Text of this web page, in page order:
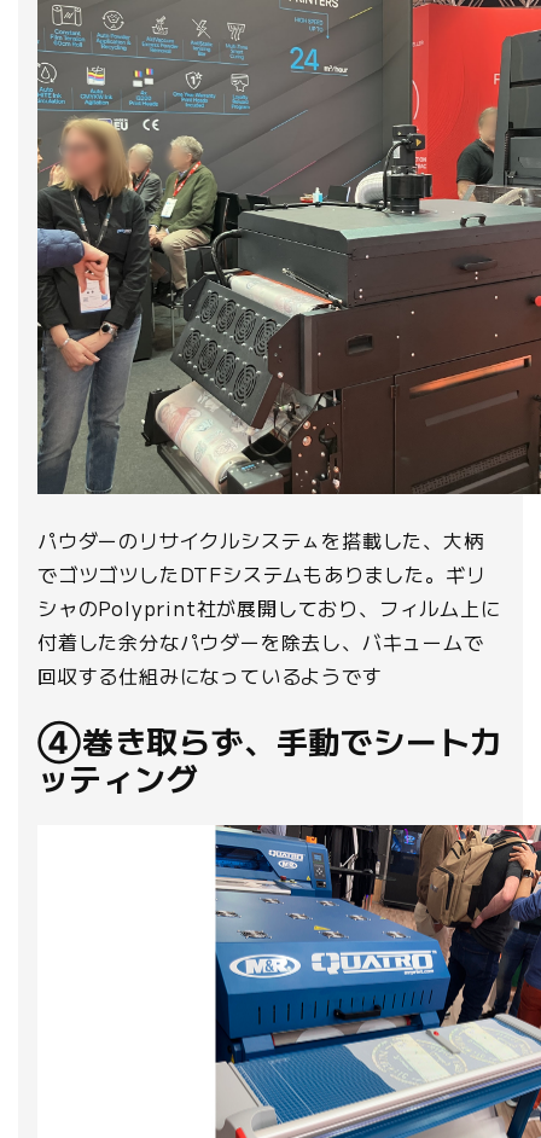
パウダーのリサイクルシステㇺを搭載した、大柄
でゴツゴツしたDTFシステムもありました。ギリ
シャのPolyprint社が展開しており、フィルム上に
付着した余分なパウダーを除去し、バキュームで
回収する仕組みになっているようです
④巻き取らず、手動でシートカ
ッティング